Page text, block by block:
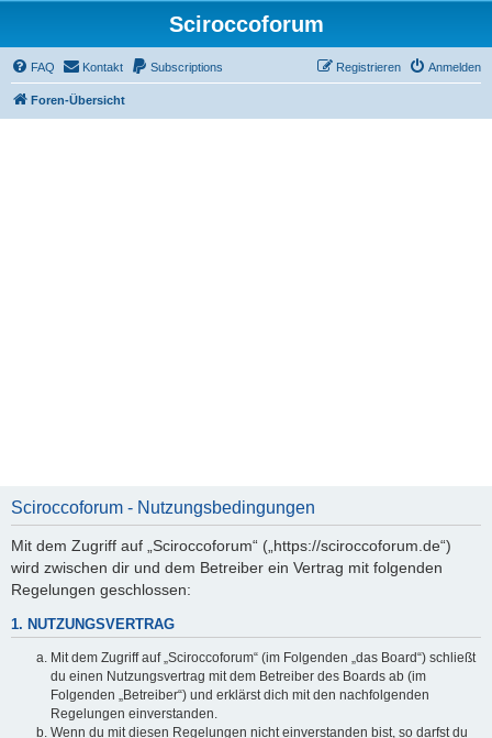
Sciroccoforum
FAQ Kontakt Subscriptions Anmelden
Registrieren
Foren-Übersicht
Sciroccoforum - Nutzungsbedingungen
Mit dem Zugriff auf „Sciroccoforum“ („https://sciroccoforum.de“)
wird zwischen dir und dem Betreiber ein Vertrag mit folgenden
Regelungen geschlossen:
1. NUTZUNGSVERTRAG
Mit dem Zugriff auf „Sciroccoforum“ (im Folgenden „das Board“) schließt
du einen Nutzungsvertrag mit dem Betreiber des Boards ab (im
Folgenden „Betreiber“) und erklärst dich mit den nachfolgenden
Regelungen einverstanden.
Wenn du mit diesen Regelungen nicht einverstanden bist, so darfst du